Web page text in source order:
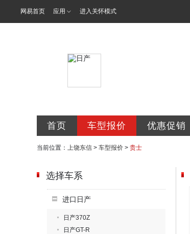
网易首页 应用 进入关怀模式
首页 车型报价 优惠促销
当前位置： 上饶东信 > 车型报价 > 贵士
选择车系
进口日产
日产370Z
日产GT-R